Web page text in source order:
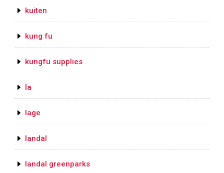
kuiten
kung fu
kungfu supplies
la
lage
landal
landal greenparks